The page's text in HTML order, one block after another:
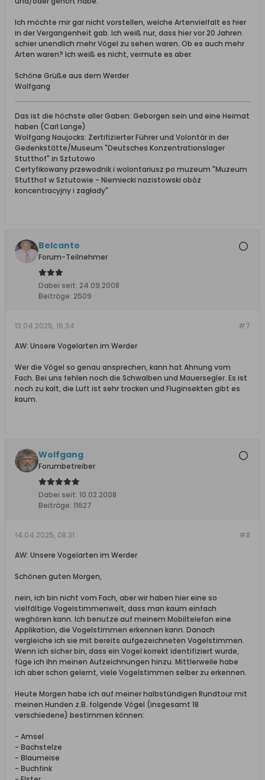
Ich möchte mir gar nicht vorstellen, welche Artenvielfalt es hier
in der Vergangenheit gab. Ich weiß nur, dass hier vor 20 Jahren
schier unendlich mehr Vögel zu sehen waren. Ob es auch mehr
Arten waren? Ich weiß es nicht, vermute es aber.
Schöne Grüße aus dem Werder
Wolfgang
Das ist die höchste aller Gaben: Geborgen sein und eine Heimat
haben (Carl Lange)
Wolfgang Naujocks: Zertifizierter Führer und Volontär in der
Gedenkstätte/Museum "Deutsches Konzentrationslager
Stutthof" in Sztutowo
Certyfikowany przewodnik i wolontariusz po muzeum "Muzeum
Stutthof w Sztutowie - Niemiecki nazistowski obóz
koncentracyjny i zagłady"
Belcanto
Forum-Teilnehmer
Dabei seit: 24.09.2008
Beiträge: 2509
#7
13.04.2025, 16:34
AW: Unsere Vogelarten im Werder
Wer die Vögel so genau ansprechen, kann hat Ahnung vom
Fach. Bei uns fehlen noch die Schwalben und Mauersegler. Es ist
noch zu kalt, die Luft ist sehr trocken und Fluginsekten gibt es
kaum.
Wolfgang
Forumbetreiber
Dabei seit: 10.02.2008
Beiträge: 11627
#8
14.04.2025, 08:31
AW: Unsere Vogelarten im Werder
Schönen guten Morgen,
nein, ich bin nicht vom Fach, aber wir haben hier eine so
vielfältige Vogelstimmenwelt, dass man kaum einfach
weghören kann. Ich benutze auf meinem Mobiltelefon eine
Applikation, die Vogelstimmen erkennen kann. Danach
vergleiche ich sie mit bereits aufgezeichneten Vogelstimmen.
Wenn ich sicher bin, dass ein Vogel korrekt identifiziert wurde,
füge ich ihn meinen Aufzeichnungen hinzu. Mittlerweile habe
ich aber schon gelernt, viele Vogelstimmen selber zu erkennen.
Heute Morgen habe ich auf meiner halbstündigen Rundtour mit
meinen Hunden z.B. folgende Vögel (insgesamt 18
verschiedene) bestimmen können:
- Amsel
- Bachstelze
- Blaumeise
- Buchfink